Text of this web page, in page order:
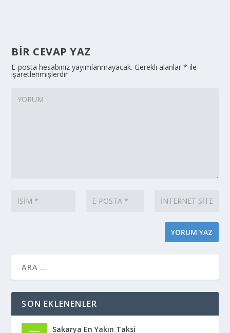
BIR CEVAP YAZ
E-posta hesabınız yayımlanmayacak. Gerekli alanlar* ile
işaretlenmişlerdir
SON EKLENENLER
Sakarya En Yakın Taksi